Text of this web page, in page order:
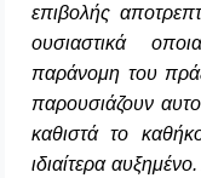
επιβολής
ουσιαστικά
παράνομη του
παρουσιάζουν
καθιστά το
ιδιαίτερα